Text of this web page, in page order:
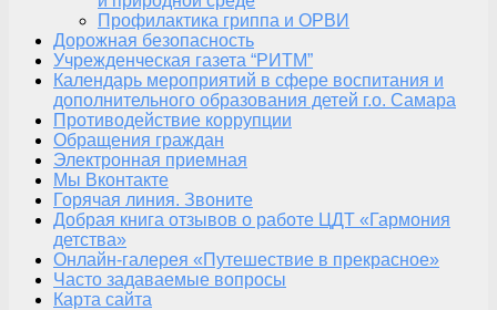
Профилактика гриппа и ОРВИ
Дорожная безопасность
Учрежденческая газета “РИТМ”
Календарь мероприятий в сфере воспитания и
дополнительного образования детей г.о. Самара
Противодействие коррупции
Обращения граждан
Электронная приемная
Мы Вконтакте
Горячая линия. Звоните
Добрая книга отзывов о работе ЦДТ «Гармония
детства»
Онлайн-галерея «Путешествие в прекрасное»
Часто задаваемые вопросы
Карта сайта